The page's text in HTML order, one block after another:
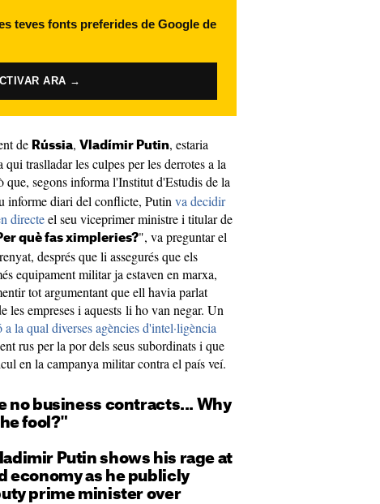
teves fonts preferides de Google de
ARA →
de Rússia, Vladímir Putin, estaria
traslladar les culpes per les derrotes a la
que, segons informa l'Institut d'Estudis de la
informe diari del conflicte, Putin va decidir
directeel seu viceprimer ministre i titular de
què fas ximpleries?", va preguntar el
després que li assegurés que els
equipament militar ja estaven en marxa,
tot argumentant que ell havia parlat
les empreses i aquests li ho van negar. Un
la qual diverses agències d'intel·ligència
rus per la por dels seus subordinats i que
en la campanya militar contra el país veí.
no business contracts... Why
fool?"
Putin shows his rage at
economy as he publicly
prime minister over